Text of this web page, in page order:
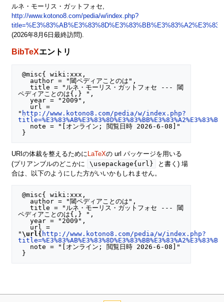
ルネ・モーリス・ガットフォセ,
http://www.kotono8.com/pedia/w/index.php?
(2026年8月6日最終訪問).
BibTeXエントリ
@misc{ wiki:xxx,
   title = "ルネ・モーリス・ガットフォセ --- 閾
ペディアことのは{,} ",
   year = "2009",
" http://www.kotono8.com/pedia/w/index.php?
URIの体裁を整えるために LaTeXの url パッケージを用いる
(プリアンブルのどこかに
\usepackage{url}
と書く) 場
合は、以下のようにした方がいいかもしれません。
@misc{ wiki:xxx,
   title = "ルネ・モーリス・ガットフォセ --- 閾
ペディアことのは{,} ",
   year = "2009",
"\url{ http://www.kotono8.com/pedia/w/index.php?